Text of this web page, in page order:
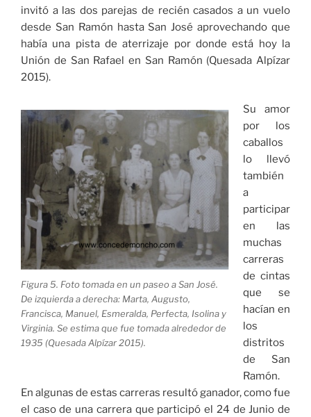
invitó a las dos parejas de recién casados a un vuelo
desde San Ramón hasta San José aprovechando que
había una pista de aterrizaje por donde está hoy la
Unión de San Rafael en San Ramón (Quesada Alpízar
2015).
Figura 5. Foto tomada en un paseo a San José.
De izquierda a derecha: Marta, Augusto,
Francisca, Manuel, Esmeralda, Perfecta, Isolina y
Virginia. Se estima que fue tomada alrededor de
1935 (Quesada Alpízar 2015).
Su amor
por los
caballos
lo llevó
también
a
participar
en las
muchas
carreras
de cintas
que se
hacían en
los
distritos
de San
Ramón.
En algunas de estas carreras resultó ganador, como fue
el caso de una carrera que participó el 24 de Junio de